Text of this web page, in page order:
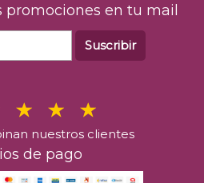
promociones en tu mail
Suscribir
nuestros clientes
de pago